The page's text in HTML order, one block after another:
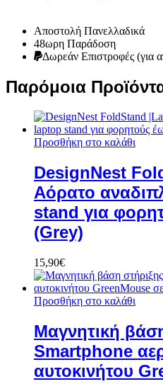
Αποστολή Πανελλαδικά
48ωρη Παράδοση
Δωρεάν Eπιστροφές (για
Παρόμοια
Προσθήκη στο καλάθι
DesignNest
Αόρατο
stand για
(Grey)
15,90€
Προσθήκη στο καλάθι
Μαγνητική
Smartphone
αυτοκινήτου